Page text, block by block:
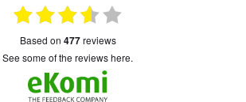
based on 477reviews
see some of the reviews here.